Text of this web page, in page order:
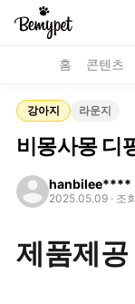
홈 콘텐츠
강아지 라운지
비몽사몽 디
hanbilee****
2025.05.09 · 조
제품제공